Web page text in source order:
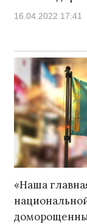
16.04.2022 17:41
«Наша